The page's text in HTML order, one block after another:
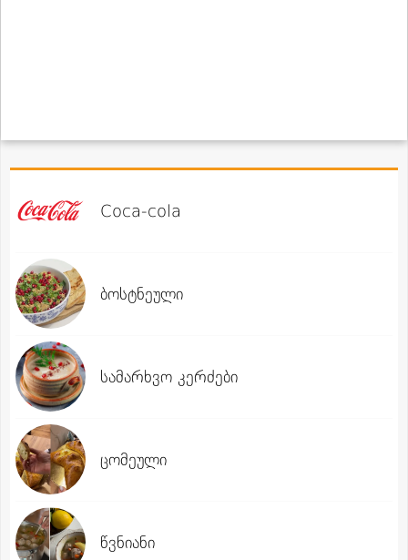
Coca-cola
ბოსტნეული
სამარხვო კერძები
ცომეული
წვნიანი